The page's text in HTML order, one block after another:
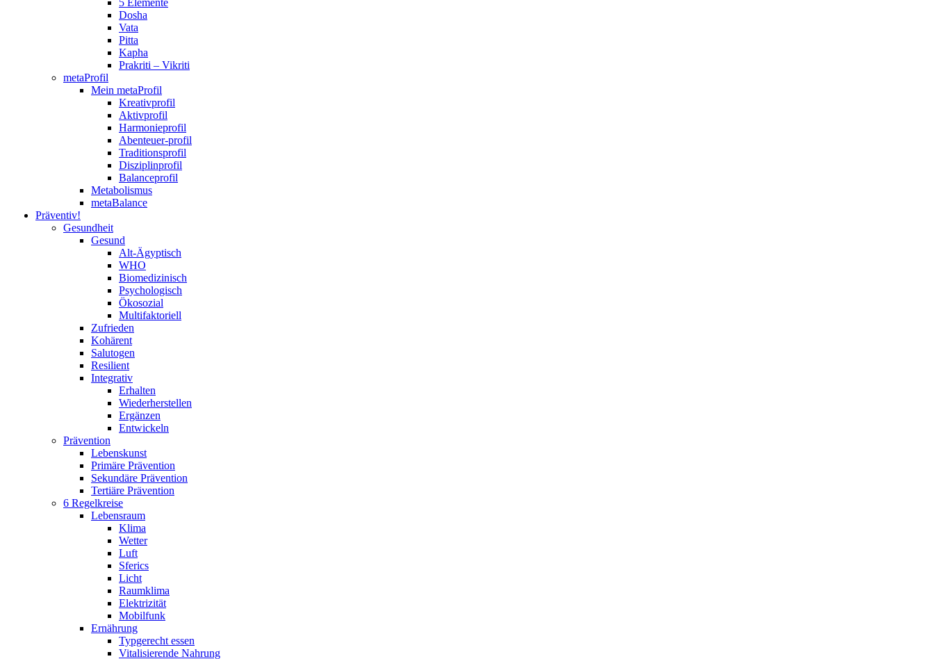
5 Elemente
Dosha
Vata
Pitta
Kapha
Prakriti – Vikriti
metaProfil
Mein metaProfil
Kreativprofil
Aktivprofil
Harmonieprofil
Abenteuer-profil
Traditionsprofil
Disziplinprofil
Balanceprofil
Metabolismus
metaBalance
Präventiv!
Gesundheit
Gesund
Alt-Ägyptisch
WHO
Biomedizinisch
Psychologisch
Ökosozial
Multifaktoriell
Zufrieden
Kohärent
Salutogen
Resilient
Integrativ
Erhalten
Wiederherstellen
Ergänzen
Entwickeln
Prävention
Lebenskunst
Primäre Prävention
Sekundäre Prävention
Tertiäre Prävention
6 Regelkreise
Lebensraum
Klima
Wetter
Luft
Sferics
Licht
Raumklima
Elektrizität
Mobilfunk
Ernährung
Typgerecht essen
Vitalisierende Nahrung